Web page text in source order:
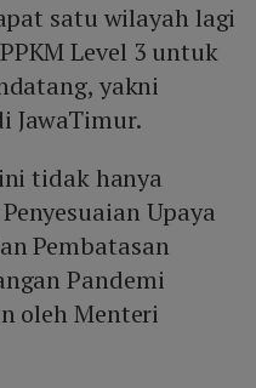
satu wilayah lagi
Level 3 untuk
yakni
JawaTimur.
tidak hanya
Upaya
Pembatasan
Pandemi
oleh Menteri